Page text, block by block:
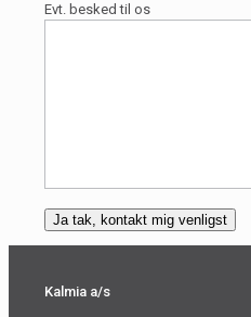
Evt. besked til os
Kalmia a/s